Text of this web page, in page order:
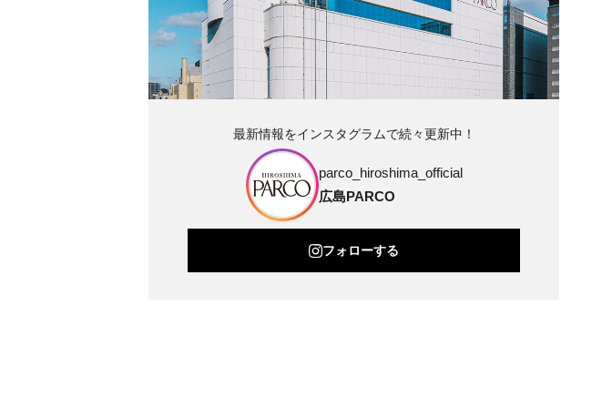
最新情報をインスタグラムで続々更新中！
parco_hiroshima_official
広島PARCO
フォローする